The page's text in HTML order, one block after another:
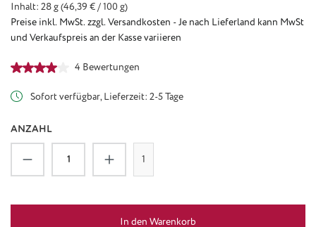
Inhalt: 28 g(46,39 € / 100 g)
Preise inkl. MwSt. zzgl. Versandkosten - Je nach Lieferland kann MwSt
und Verkaufspreis an der Kasse variieren
Durchschnittliche Bewertung von 4 von 5 Sternen
4 Bewertungen
Sofort verfügbar, Lieferzeit: 2-5 Tage
ANZAHL
Produkt Anzahl: Gib den gewünschten Wert
1
In den Warenkorb